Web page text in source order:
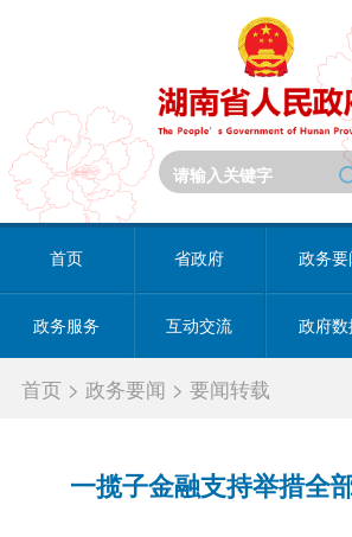
首页 省政府 政务要
政务服务 互动交流 政府
首页 >政务要闻 >要闻转载
一揽子金融支持举措全